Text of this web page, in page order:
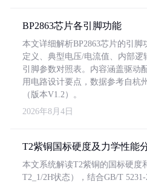
BP2863芯片各引脚功能
本文详细解析BP2863芯片的引
定义、典型电压/电流值、内部
引脚参数对照表。内容涵盖驱动
用电路设计要点，数据参考自杭
（版本V1.2）。
2026年8月4日
T2紫铜国标硬度及力学性能
本文系统解读T2紫铜的国标硬度
T2_1/2H状态），结合GB/T